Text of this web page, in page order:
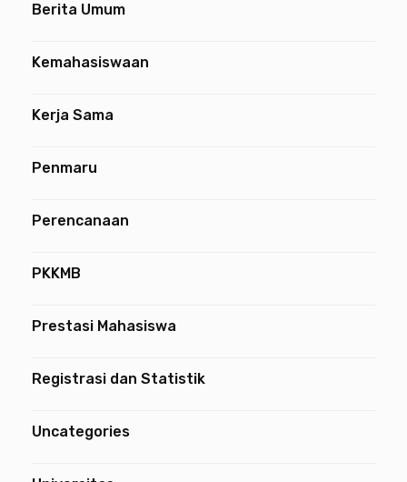
Berita Umum
Kemahasiswaan
Kerja Sama
Penmaru
Perencanaan
PKKMB
Prestasi Mahasiswa
Registrasi dan Statistik
Uncategories